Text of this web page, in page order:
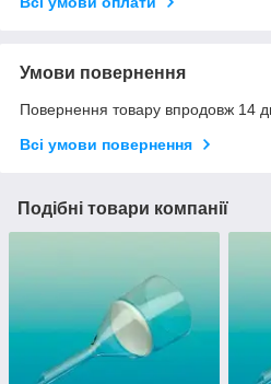
Умови повернення
Повернення товару впродовж 14
Всі умови повернення
Подібні товари компанії